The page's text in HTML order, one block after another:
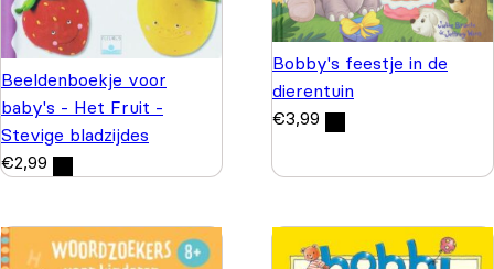
Beeldenboekje voor
baby's - Het Fruit -
Stevige bladzijdes
€2,99
Bobby's feestje in de
dierentuin
€3,99